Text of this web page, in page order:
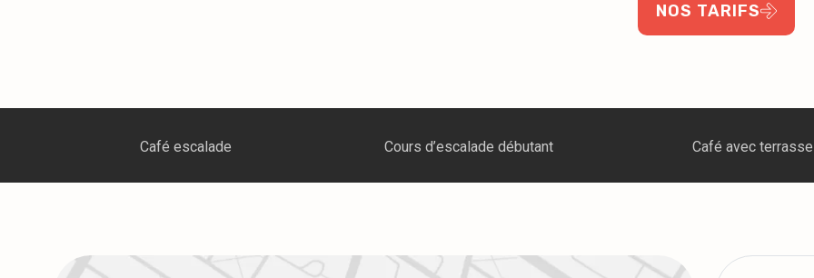
NOS TARIFS
Cours d’escalade débutant Café avec terrasse Événement corporatif